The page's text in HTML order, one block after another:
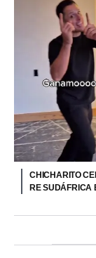
CHICHARITO
RE SUDÁFRICA